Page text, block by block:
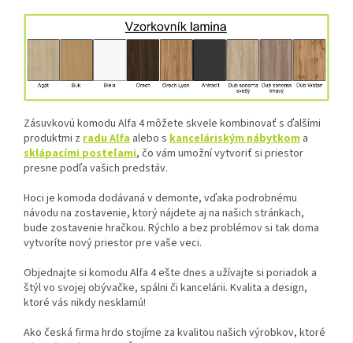
Zásuvkovú komodu Alfa 4 môžete skvele kombinovať s ďalšími
produktmi z radu Alfa alebo s kanceláriským nábytkom a
sklápacími posteľami, čo vám umožní vytvoriť si priestor
presne podľa vašich predstáv.
Hoci je komoda dodávaná v demonte, vďaka podrobnému
návodu na zostavenie, ktorý nájdete aj na našich stránkach,
bude zostavenie hračkou. Rýchlo a bez problémov si tak doma
vytvoríte nový priestor pre vaše veci.
Objednajte si komodu Alfa 4 ešte dnes a užívajte si poriadok a
štýl vo svojej obývačke, spálni či kancelárii. Kvalita a design,
ktoré vás nikdy nesklamú!
Ako česká firma hrdo stojíme za kvalitou našich výrobkov, ktoré